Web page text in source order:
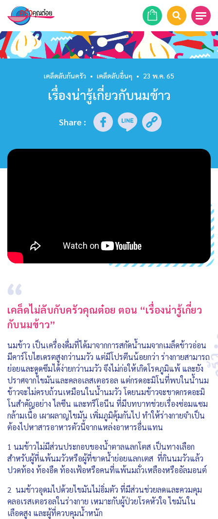
หน้าแรก
สูตรอาหาร
ร้านอาหาร
รายการย้อนหลัง
เคล็ดลับก้นครัว • เคล็ดลับอื่นๆ • 23 พ.ค. 65
เรื่องน่ารู้เกี่ยวกับนมข้าว
Share :
เคล็ดไม่ลับกับครัวคุณต๋อย ตอน “เรื่องน่ารู้เกี่ยว
กับนมข้าว”
นมข้าว เป็นเครื่องดื่มที่ได้มาจากการสกัดน้ำนมจากเมล็ดข้าวอ่อน
มีคาร์โบไฮเดรตสูงกว่านมวัว แต่มีโปรตีนน้อยกว่า ร่างกายสามารถ
ย่อยและดูดซึมได้ง่ายกว่านมวัว จึงไม่ก่อให้เกิดโรคภูมิแพ้ และยัง
ปราศจากไขมันและคลอเลสเตอรอล แต่กรดอะมิโนที่พบในน้ำนม
ข้าวจะไม่ครบถ้วนเหมือนในน้ำนมวัว โดยนมข้าวจะขาดกรดอะมิ
โนสำคัญอย่าง ไลซีน และทรีโอนีน ที่มีบทบาทช่วยเรื่องซ่อมแซม
กล้ามเนื้อ เผาผลาญไขมัน เพิ่มภูมิคุ้มกันไป ทำให้ร่างกายจำเป็น
ต้องไปหาสารอาหารตัวนี้จากแหล่งอาหารอื่นแทน
1 นมข้าวไม่มีส่วนประกอบของน้ำตาลแลกโตส เป็นทางเลือก
สำหรับผู้ที่แพ้นมวัวหรือผู้ที่ขาดน้ำย่อยแลกเตส ที่กินนมวัวแล้ว
ปวดท้อง ท้องอืด ท้องเฟ้อหรือคนที่แพ้นมถั่วเหลืองหรืออัลมอนต์
2 นมข้าวอุดมไปด้วยไขมันไม่อิ่มตัว ที่มีส่วนช่วยลดและควมคุม
คลอเรสเตอรอลในร่างกาย เหมาะกับผู้ป่วยโรคหัวใจ ไขมันใน
เลือดสูง และผู้ที่ควบคุมน้ำหนัก